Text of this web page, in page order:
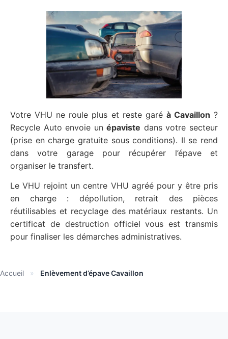
Votre VHU ne roule plus et reste garé à Cavaillon ?
Recycle Auto envoie unépaviste dans votre secteur
(prise en charge gratuite sous conditions). Il se rend
dans votre garage pour récupérer l’épave et
organiser le transfert.
Le VHU rejoint un centre VHU agréé pour y être pris
en charge : dépollution, retrait des pièces
réutilisables et recyclage des matériaux restants. Un
certificat de destruction officiel vous est transmis
pour finaliser les démarches administratives.
Accueil » Enlèvement d’épave Cavaillon